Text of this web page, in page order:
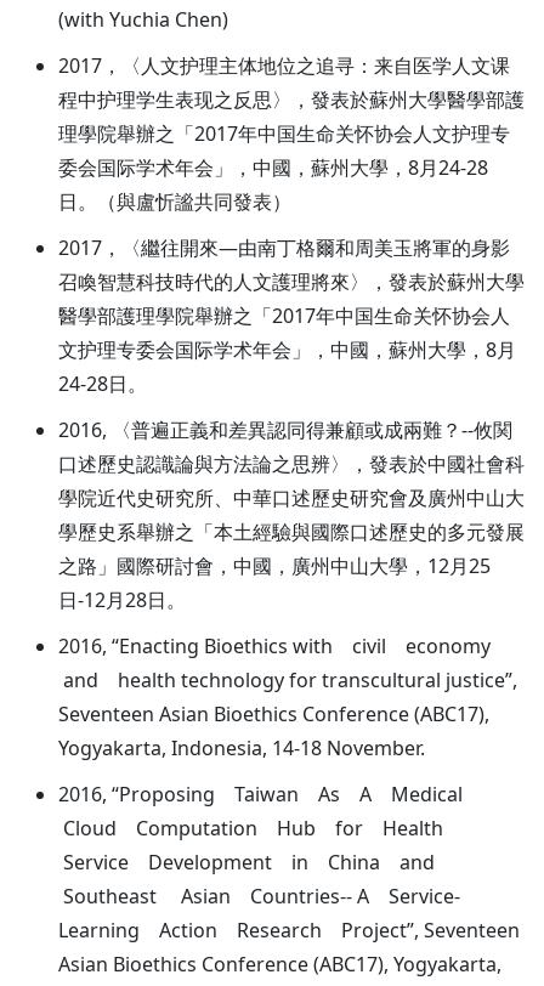
(with Yuchia Chen)
2017，〈人文护理主体地位之追寻：来自医学人文课
程中护理学生表现之反思〉，發表於蘇州大學醫學部護
理學院舉辦之「2017年中国生命关怀协会人文护理专
委会国际学术年会」，中國，蘇州大學，8月24-28
日。（與盧忻謐共同發表）
2017，〈繼往開來—由南丁格爾和周美玉將軍的身影
召喚智慧科技時代的人文護理將來〉，發表於蘇州大學
醫學部護理學院舉辦之「2017年中国生命关怀协会人
文护理专委会国际学术年会」，中國，蘇州大學，8月
24-28日。
2016, 〈普遍正義和差異認同得兼顧或成兩難？--攸関
口述歷史認識論與方法論之思辨〉，發表於中國社會科
學院近代史研究所、中華口述歷史研究會及廣州中山大
學歷史系舉辦之「本土經驗與國際口述歷史的多元發展
之路」國際研討會，中國，廣州中山大學，12月25
日-12月28日。
2016, “Enacting Bioethics with civil economy
and health technology for transcultural justice”,
Seventeen Asian Bioethics Conference (ABC17),
Yogyakarta, Indonesia, 14-18 November.
2016, “Proposing Taiwan As A Medical
Cloud Computation Hub for Health
Service Development in China and
Southeast Asian Countries-- A Service-
Learning Action Research Project”, Seventeen
Asian Bioethics Conference (ABC17), Yogyakarta,